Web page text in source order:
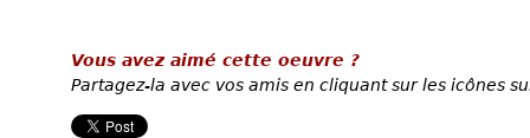
Vous avez aimé cette oeuvre ?
Partagez-la avec vos amis en cliquant sur les icônes